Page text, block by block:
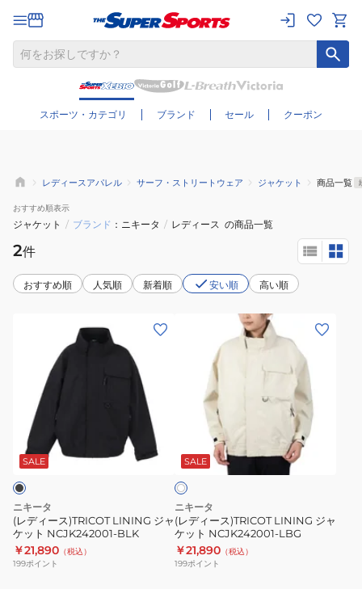
スポーツ・カテゴリ ブランド セール クーポン
さらに絞り込む
レディースアパレル サーフ・ストリートウェア ジャケット 商品一覧
おすすめ順表示
ジャケット / ブランド ニキータ / レディース の商品一覧
2件
おすすめ順 人気順 新着順 安い順 高い順
ス)TRICOT
LINING
ャ
ケ
ッ
ト
NCJK242001-
BLK
SALE
ニキータ
(レディース)TRICOT LINING ジャ
ケット NCJK242001-BLK
￥21,890 （税込）
199ポイント
ス)TRICOT
LINING
ャ
ケ
ッ
ト
NCJK242001-
LBG
SALE
ア
ボ
ニキータ
(レディース)TRICOT LINING ジャ
ケット NCJK242001-LBG
￥21,890 （税込）
199ポイント